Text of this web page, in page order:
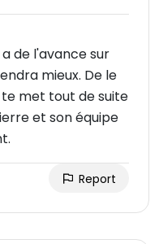
de l'avance sur
mieux. De le
met tout de suite
et son équipe
Report